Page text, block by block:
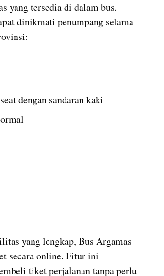
yang tersedia di dalam bus.
dengan sandaran kaki
yang lengkap, Bus Argamas
secara online. Fitur ini
tiket perjalanan tanpa perlu